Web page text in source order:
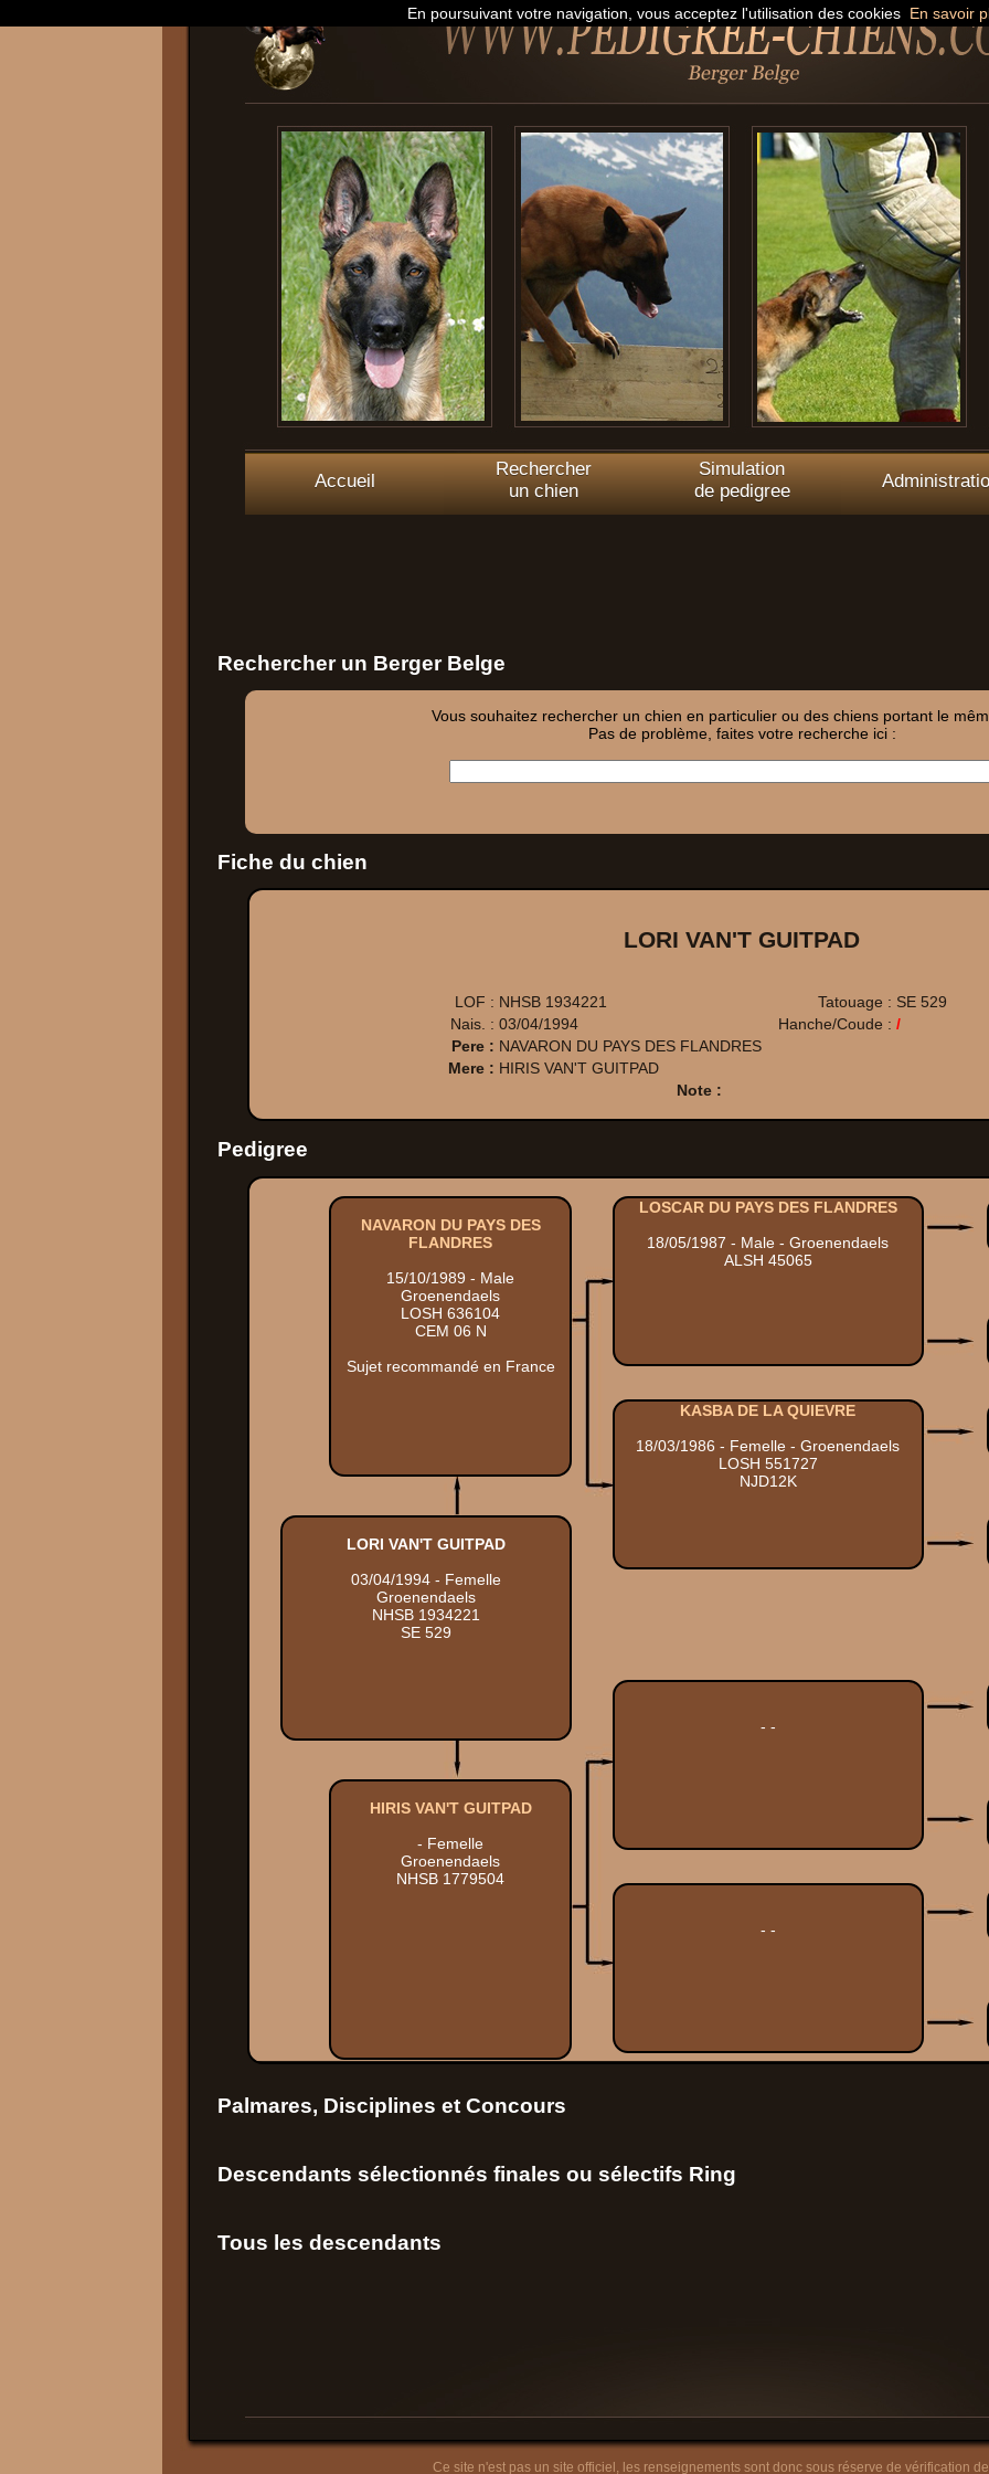
Accueil
Rechercher
un chien
Simulation
de pedigree
Rechercher un Berger Belge
Vous souhaitez rechercher un chien en particulier ou des chiens portant le
Pas de problème, faites votre recherche ici :
Fiche du chien
LORI VAN'T GUITPAD
LOF : NHSB 1934221 Tatouage : SE 529
Nais. : 03/04/1994 Hanche/Coude : /
Pere : NAVARON DU PAYS DES FLANDRES
Mere : HIRIS VAN'T GUITPAD
Note :
Pedigree
NAVARON DU PAYS DES
FLANDRES
15/10/1989 - Male
Groenendaels
LOSH 636104
CEM 06 N
Sujet recommandé en France
LORI VAN'T GUITPAD
03/04/1994 - Femelle
Groenendaels
NHSB 1934221
SE 529
HIRIS VAN'T GUITPAD
- Femelle
Groenendaels
NHSB 1779504
LOSCAR DU PAYS DES FLANDRES
18/05/1987 - Male - Groenendaels
ALSH 45065
KASBA DE LA QUIEVRE
18/03/1986 - Femelle - Groenendaels
LOSH 551727
NJD12K
- -
- -
Palmares, Disciplines et Concours
Descendants sélectionnés finales ou sélectifs Ring
Tous les descendants
Ce site n'est pas un site officiel, les renseignements sont donc sous réserve de vérification
En poursuivant votre navigation, vous acceptez l'utilisation des cookies En savoir